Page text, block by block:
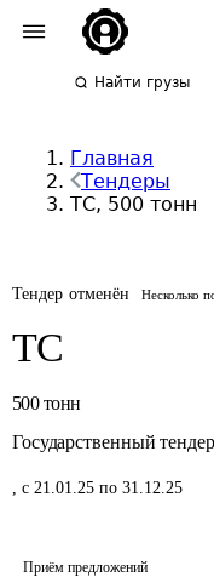
Найти грузы
Главная
Тендеры
ТС, 500 тонн
Тендер отменён Несколько
ТС
500 тонн
Государственный тендер
, с 21.01.25 по 31.12.25
Приём предложений